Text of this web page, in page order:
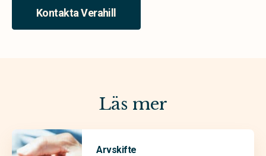
Kontakta Verahill
Läs mer
Arvskifte